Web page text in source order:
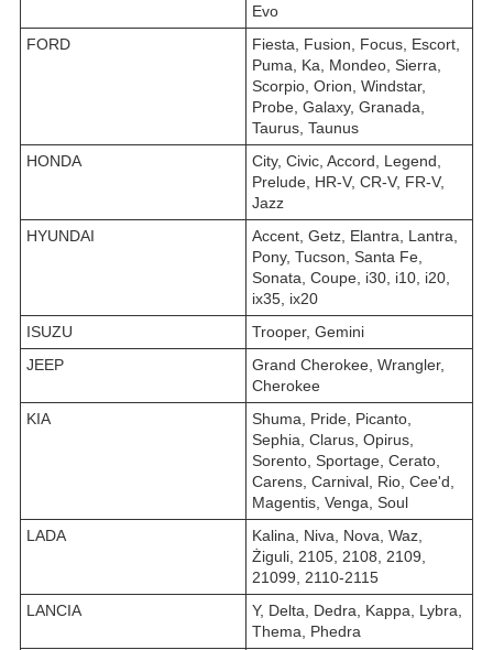
Evo
FORD
Fiesta, Fusion, Focus, Escort,
Puma, Ka, Mondeo, Sierra,
Scorpio, Orion, Windstar,
Probe, Galaxy, Granada,
Taurus, Taunus
HONDA
City, Civic, Accord, Legend,
Prelude, HR-V, CR-V, FR-V,
Jazz
HYUNDAI
Accent, Getz, Elantra, Lantra,
Pony, Tucson, Santa Fe,
Sonata, Coupe, i30, i10, i20,
ix35, ix20
ISUZU
Trooper, Gemini
JEEP
Grand Cherokee, Wrangler,
Cherokee
KIA
Shuma, Pride, Picanto,
Sephia, Clarus, Opirus,
Sorento, Sportage, Cerato,
Carens, Carnival, Rio, Cee'd,
Magentis, Venga, Soul
LADA
Kalina, Niva, Nova, Waz,
Żiguli, 2105, 2108, 2109,
21099, 2110-2115
LANCIA
Y, Delta, Dedra, Kappa, Lybra,
Thema, Phedra